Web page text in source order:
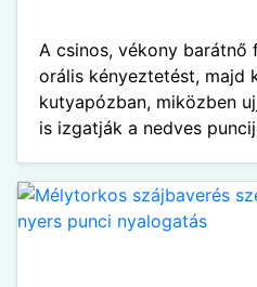
A csinos, vékony barátnő
orális kényeztetést, majd
kutyapózban, miközben
is izgatják a nedves